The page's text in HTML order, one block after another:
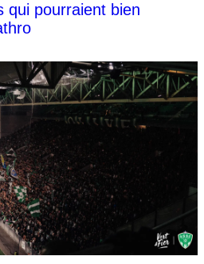
qui pourraient bien